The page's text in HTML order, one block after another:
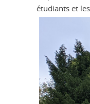
étudiants et